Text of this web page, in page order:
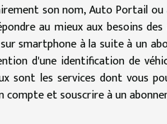
son nom, Auto Portail ou
au mieux aux besoins
smartphone à la suite à un
d'une identification de
sont les services dont vous
compte et souscrire à un